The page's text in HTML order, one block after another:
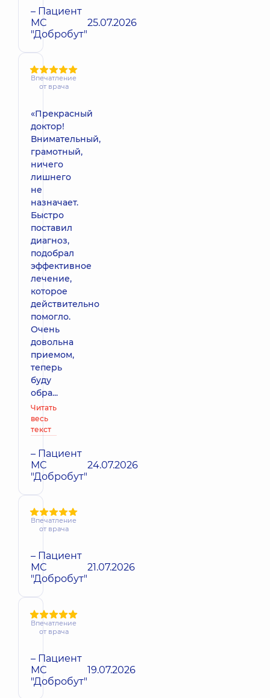
– Пациент
МС
"Добробут"
25.07.2026
Впечатление
от врача
«Прекрасный
доктор!
Внимательный,
грамотный,
ничего
лишнего
не
назначает.
Быстро
поставил
диагноз,
подобрал
эффективное
лечение,
которое
действительно
помогло.
Очень
довольна
приемом,
теперь
буду
обра...
Читать
весь
текст
– Пациент
МС
"Добробут"
24.07.2026
Впечатление
от врача
– Пациент
МС
"Добробут"
21.07.2026
Впечатление
от врача
– Пациент
МС
"Добробут"
19.07.2026